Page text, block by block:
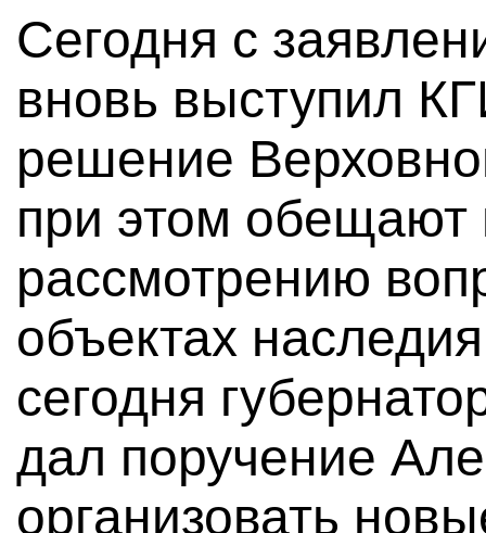
Сегодня с
вновь выступил
решение
при этом обещают
рассмотрению
объектах
сегодня
дал поручение
организовать